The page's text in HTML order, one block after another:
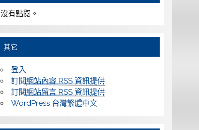
沒有點閱。
其它
登入
訂閱網站內容 RSS 資訊提供
訂閱網站留言 RSS 資訊提供
WordPress 台灣繁體中文